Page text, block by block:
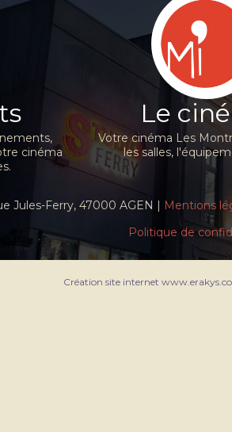
cinéma
Le
Votre cinéma Les
les salles,
Jules-Ferry, 47000 AGEN | Mentions
Politique de
Création site internet